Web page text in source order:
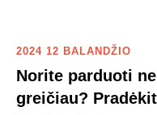
2024 12 BALANDŽIO
Norite parduoti
greičiau?